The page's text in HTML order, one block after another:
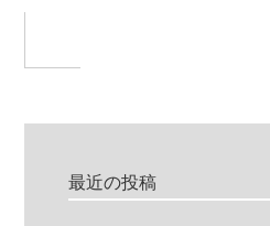
最近の投稿